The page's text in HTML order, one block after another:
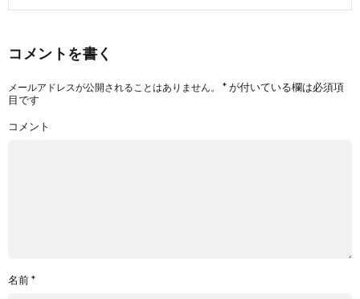
コメントを書く
メールアドレスが公開されることはありません。 *が付いている欄は必須項
目です
コメント
名前*